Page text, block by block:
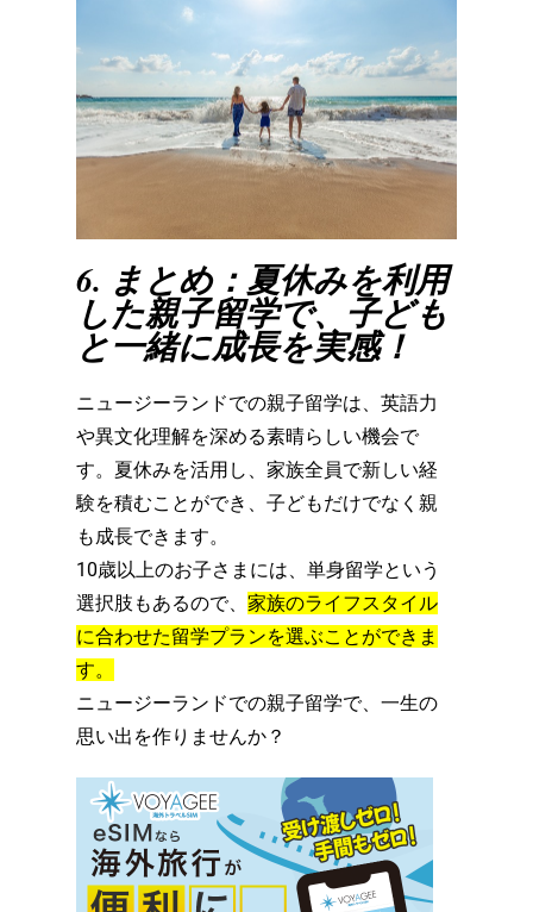
6. まとめ：夏休みを利用
した親子留学で、子ども
と一緒に成長を実感！
ニュージーランドでの親子留学は、英語力
や異文化理解を深める素晴らしい機会で
す。 夏休みを活用し、家族全員で新しい経
験を積むことができ、子どもだけでなく親
も成長できます。
10歳以上のお子さまには、単身留学という
選択肢もあるので、家族のライフスタイル
に合わせた留学プランを選ぶことができま
す。
ニュージーランドでの親子留学で、一生の
思い出を作りませんか？